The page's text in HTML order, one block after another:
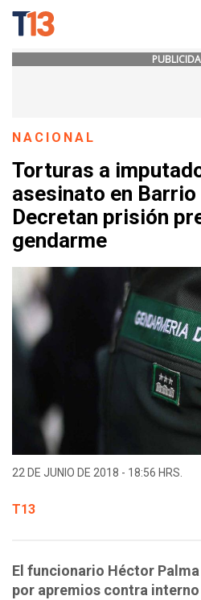
NACIONAL
Torturas a
asesinato en
Decretan prisión
gendarme
22 DE JUNIO DE 2018 - 18:56 HRS.
T13
El funcionario Héctor
por apremios contra